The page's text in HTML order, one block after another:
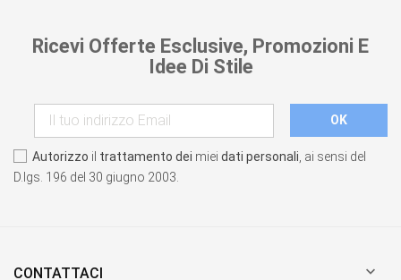
Ricevi Offerte Esclusive, Promozioni E
Idee Di Stile
Autorizzo il trattamento dei miei dati personali , ai sensi del
D.lgs. 196 del 30 giugno 2003.
CONTATTACI 